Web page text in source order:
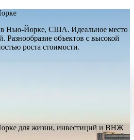
в Нью-Йорке, США. Идеальное место
Разнообразие объектов с высокой
роста стоимости.
для жизни, инвестиций и ВНЖ